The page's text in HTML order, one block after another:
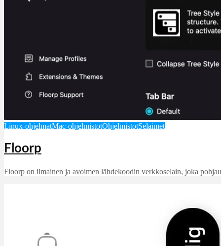
Linux-ohjelmatMac-ohjelmistotOhjelmistotSelaimet
Floorp
Floorp on ilmainen ja avoimen lähdekoodin verkkoselain, joka